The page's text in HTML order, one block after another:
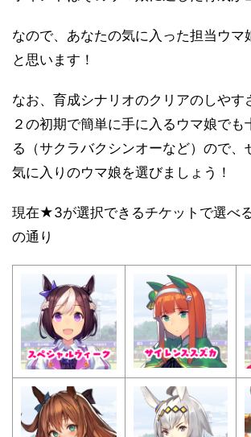
なので、あなたの気に入った担当ウマ
と思います！
なお、育成シナリオのクリアのしや
２の初期で簡単に手に入るウマ娘でも
る（サクラバクシンオーなど）ので、
気に入りのウマ娘を選びましょう！
現在★3が選択できるチケットで選べ
の通り